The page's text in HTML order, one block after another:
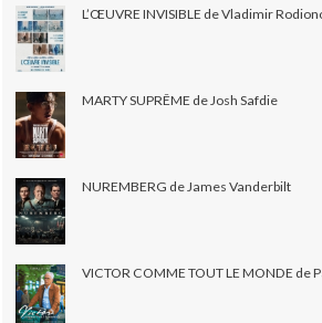
L’ŒUVRE INVISIBLE de Vladimir
MARTY SUPRÊME de Josh Safdie
NUREMBERG de James Vanderbilt
VICTOR COMME TOUT LE MONDE de